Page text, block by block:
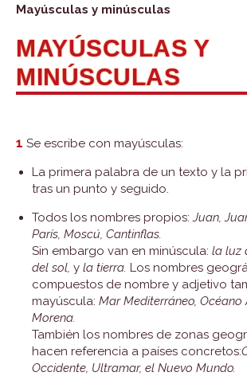
Mayúsculas y minúsculas
MAYÚSCULAS Y
MINÚSCULAS
1 Se escribe con mayúsculas:
La primera palabra de un texto y la
tras un punto y seguido.
Todos los nombres propios:Juan,
París, Moscú, Cantinflas.
Sin embargo van en minúscula: la luz
del sol, y la tierra. Los nombres
compuestos de nombre y adjetivo
mayúscula: Mar Mediterráneo, Océano
Morena.
También los nombres de zonas
hacen referencia a países concretos:
Occidente, Ultramar, el Nuevo Mundo.